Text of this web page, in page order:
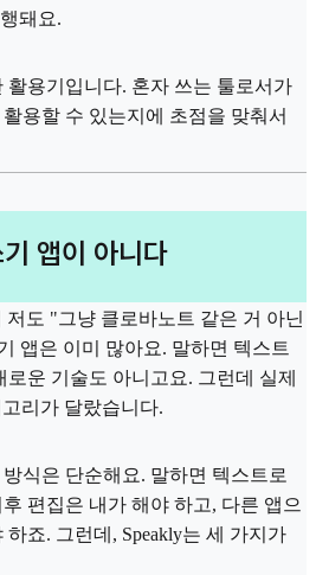
돼요.
활용기입니다. 혼자 쓰는 툴로서가
용할 수 있는지에 초점을 맞춰서
앱이 아니다
저도 "그냥 클로바노트 같은 거 아닌
앱은 이미 많아요. 말하면 텍스트
로운 기술도 아니고요. 그런데 실제
리가 달랐습니다.
식은 단순해요. 말하면 텍스트로
편집은 내가 해야 하고, 다른 앱으
죠. 그런데, Speakly는 세 가지가